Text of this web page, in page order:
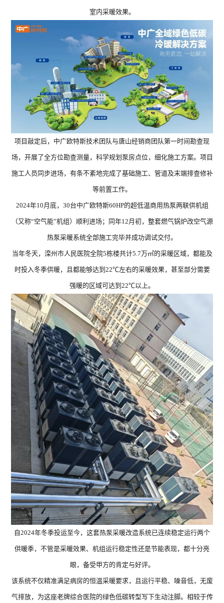
室内采暖效果。
项目敲定后，中广欧特斯技术团队与唐山经销商团队第一时间勘查现
场，开展了全方位勘查测量，科学规划泵房点位，细化施工方案。项目
施工人员同步进场，有条不紊地完成了基础施工、管道及末端排查修补
等前置工作。
2024年10月底，30台中广欧特斯60HP的超低温商用热泵两联供机组
（又称“空气能”机组）顺利进场；同年12月初，整套燃气锅炉改空气源
热泵采暖系统全部施工完毕并成功调试交付。
当年冬天，滦州市人民医院全院5栋楼共计5.7万㎡的采暖区域，都能及
时投入冬季供暖，且都能够达到22℃左右的采暖效果，甚至部分需要
强暖的区域可达到22℃以上。
自2024年冬季投运至今，这套热泵采暖改造系统已连续稳定运行两个
供暖季，不管是采暖效果、机组运行稳定性还是节能表现，都十分亮
眼，备受甲方的肯定与好评。
该系统不仅精准满足病房的恒温采暖要求，且运行平稳、噪音低，无废
气排放，为这座老牌综合医院的绿色低碳转型写下生动注脚。相较于传